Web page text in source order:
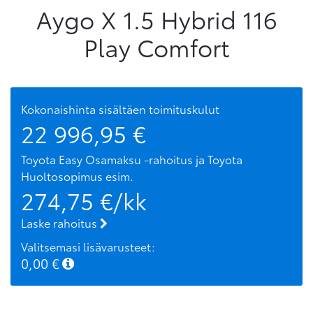
Aygo X 1.5 Hybrid 116
Play Comfort
Kokonaishinta sisältäen toimituskulut
22 996,95 €
Toyota Easy Osamaksu -rahoitus ja Toyota
Huoltosopimus esim.
274,75 €/kk
Laske rahoitus
Valitsemasi lisävarusteet:
0,00 €